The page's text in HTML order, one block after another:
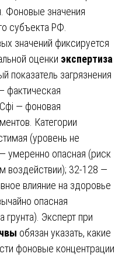
Фоновые значения
субъекта РФ.
значений фиксируется
оценки экспертиза
показатель загрязнения
фактическая
— фоновая
Категории
(уровень не
умеренно опасная (риск
воздействии); 32-128 —
влияние на здоровье
опасная
грунта). Эксперт при
обязан указать, какие
фоновые концентрации